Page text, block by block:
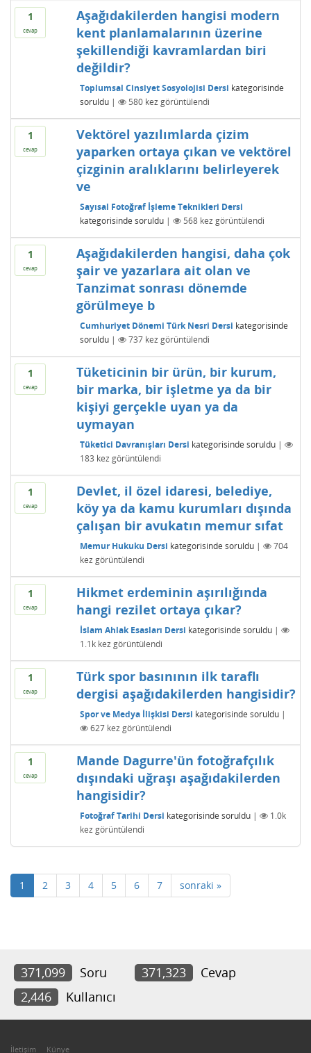
1
cevap
Aşağıdakilerden hangisi modern
kent planlamalarının üzerine
şekillendiği kavramlardan biri
değildir?
Toplumsal Cinsiyet Sosyolojisi Dersi kategorisinde
soruldu | 580kez görüntülendi
1
cevap
Vektörel yazılımlarda çizim
yaparken ortaya çıkan ve vektörel
çizginin aralıklarını belirleyerek
ve
Sayısal Fotoğraf İşleme Teknikleri Dersi
kategorisinde soruldu | 568kez görüntülendi
1
cevap
Aşağıdakilerden hangisi, daha çok
şair ve yazarlara ait olan ve
Tanzimat sonrası dönemde
görülmeye b
Cumhuriyet Dönemi Türk Nesri Dersi kategorisinde
soruldu | 737kez görüntülendi
1
cevap
Tüketicinin bir ürün, bir kurum,
bir marka, bir işletme ya da bir
kişiyi gerçekle uyan ya da
uymayan
Tüketici Davranışları Dersi kategorisinde soruldu |
183 kez görüntülendi
1
cevap
Devlet, il özel idaresi, belediye,
köy ya da kamu kurumları dışında
çalışan bir avukatın memur sıfat
Memur Hukuku Dersi kategorisinde soruldu |
704
kez görüntülendi
1
cevap
Hikmet erdeminin aşırılığında
hangi rezilet ortaya çıkar?
İslam Ahlak Esasları Dersi kategorisinde soruldu |
1.1kkez görüntülendi
1
cevap
Türk spor basınının ilk taraflı
dergisi aşağıdakilerden hangisidir?
Spor ve Medya İlişkisi Dersi kategorisinde soruldu |
627kez görüntülendi
1
cevap
Mande Dagurre'ün fotoğrafçılık
dışındaki uğraşı aşağıdakilerden
hangisidir?
Fotoğraf Tarihi Dersi kategorisinde soruldu |
1.0k
kez görüntülendi
1 2 3 4 5 6 7 sonraki »
371,099 Soru 371,323
Cevap
2,446
Kullanıcı
İletişim Künye